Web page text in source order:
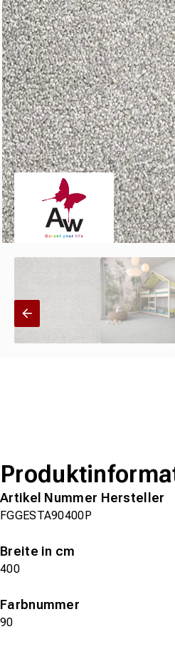
Artikel Nummer Hersteller
FGGESTA90400P
Breite in cm
400
Farbnummer
90